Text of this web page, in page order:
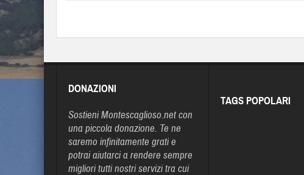
DONAZIONI
Sostieni Montescaglioso.net con
una piccola donazione. Te ne
saremo infinitamente grati e
potrai aiutarci a rendere sempre
migliori tutti nostri servizi tra cui
TAGS POPOLARI